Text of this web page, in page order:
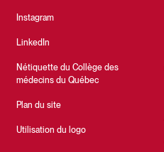
Instagram
LinkedIn
Nétiquette du Collège des
médecins du Québec
Plan du site
Utilisation du logo